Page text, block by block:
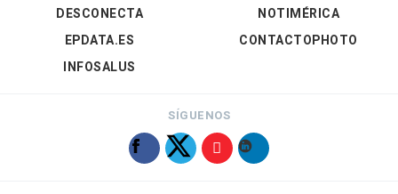
DESCONECTA
EPDATA.ES
INFOSALUS
NOTIMÉRICA
CONTACTOPHOTO
SÍGUENOS